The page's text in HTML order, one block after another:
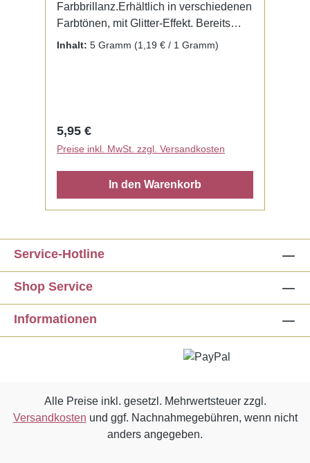
Farbbrillanz.Erhältlich in verschiedenen
Farbtönen, mit Glitter-Effekt. Bereits
fertig zur Benutzung mit Liquid. Kein
Inhalt: 5 Gramm (1,19 € / 1 Gramm)
Regulärer Preis:
5,95 €
Preise inkl. MwSt. zzgl. Versandkosten
In den Warenkorb
Service-Hotline
Shop Service
Informationen
Alle Preise inkl. gesetzl. Mehrwertsteuer zzgl.
Versandkosten und ggf. Nachnahmegebühren, wenn nicht
anders angegeben.